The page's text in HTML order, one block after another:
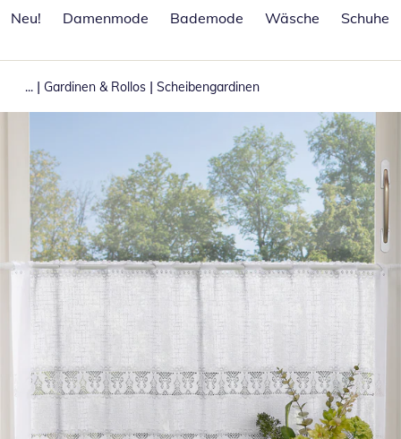
Neu!
Damenmode Bademode Wäsche Schuhe
... | Gardinen & Rollos | Scheibengardinen